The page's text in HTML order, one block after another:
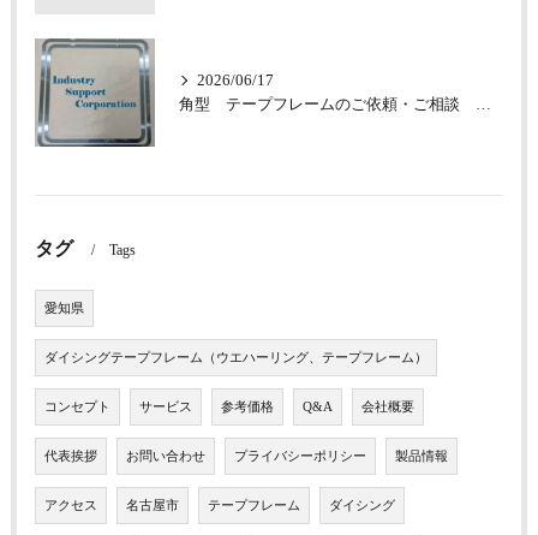
2026/06/17
角型 テープフレームのご依頼・ご相談 承っております
タグ Tags
愛知県
ダイシングテープフレーム（ウエハーリング、テープフレーム）
コンセプト サービス 参考価格 Q&A 会社概要
代表挨拶 お問い合わせ プライバシーポリシー 製品情報
アクセス 名古屋市 テープフレーム ダイシング